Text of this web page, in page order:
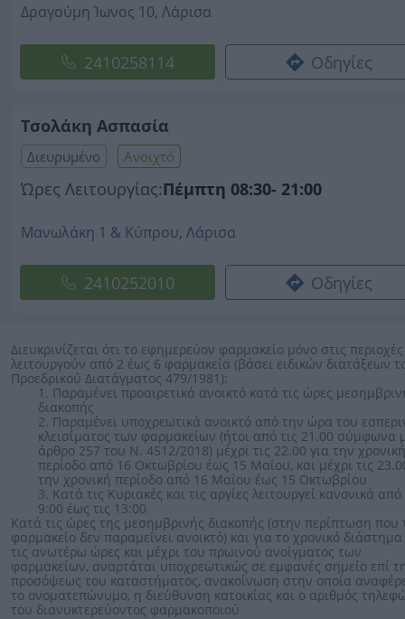
Δραγούμη Ίωνος 10, Λάρισα
2410258114 Οδηγίες
Τσολάκη Ασπασία
Διευρυμένο Ανοιχτό
Ώρες Λειτουργίας:Πέμπτη 08:30- 21:00
Μανωλάκη 1 & Κύπρου, Λάρισα
2410252010 Οδηγίες
Διευκρινίζεται ότι το εφημερεύον φαρμακείο μόνο στις
λειτουργούν από 2 έως 6 φαρμακεία (βάσει ειδικών διατάξεων
Προεδρικού Διατάγματος 479/1981):
1. Παραμένει προαιρετικά ανοικτό κατά τις ώρες
διακοπής
2. Παραμένει υποχρεωτικά ανοικτό από την ώρα του
κλεισίματος των φαρμακείων (ήτοι από τις 21.00 σύμφωνα
άρθρο 257 του Ν. 4512/2018) μέχρι τις 22.00 για την χρονική
περίοδο από 16 Οκτωβρίου έως 15 Μαΐου, και μέχρι τις
την χρονική περίοδο από 16 Μαΐου έως 15 Οκτωβρίου
3. Κατά τις Κυριακές και τις αργίες λειτουργεί κανονικά από
9:00 έως τις 13:00
Κατά τις ώρες της μεσημβρινής διακοπής (στην περίπτωση που
φαρμακείο δεν παραμείνει ανοικτό) και για το χρονικό
τις ανωτέρω ώρες και μέχρι του πρωινού ανοίγματος των
φαρμακείων, αναρτάται υποχρεωτικώς σε εμφανές σημείο επί
προσόψεως του καταστήματος, ανακοίνωση στην οποία
το ονοματεπώνυμο, η διεύθυνση κατοικίας και ο αριθμός
του διανυκτερεύοντος φαρμακοποιού